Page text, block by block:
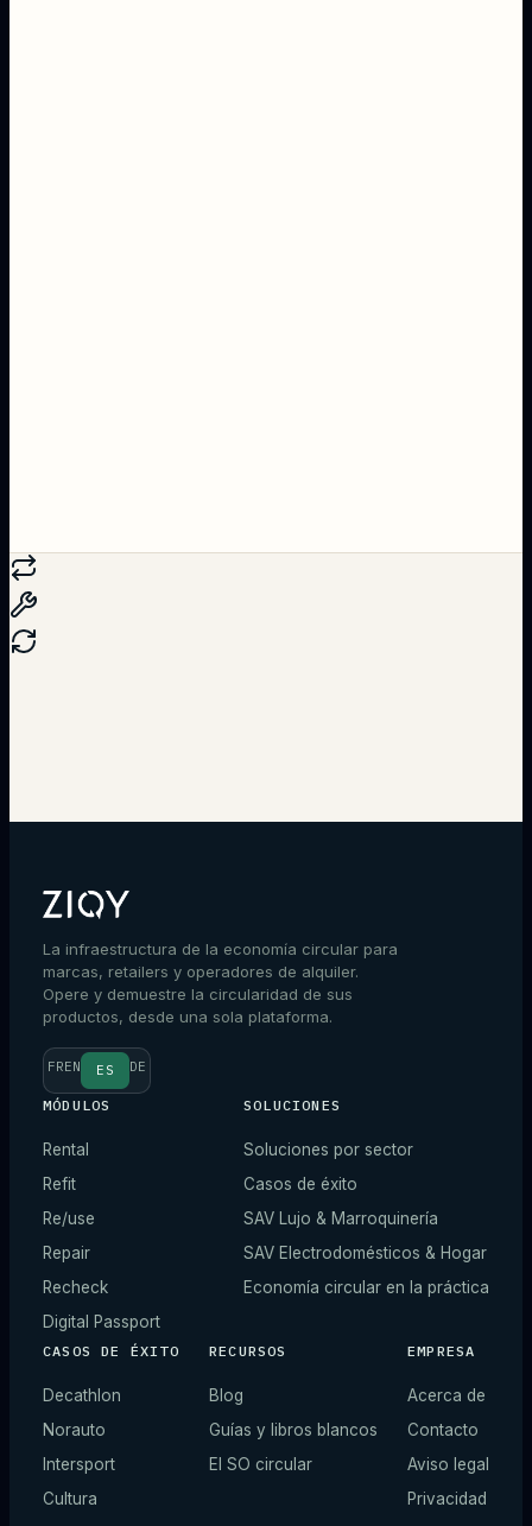
La infraestructura de la economía circular para
marcas, retailers y operadores de alquiler.
Opere y demuestre la circularidad de sus
productos, desde una sola plataforma.
FREN ES DE
MÓDULOS
Rental
Refit
Re/use
Repair
Recheck
Digital Passport
SOLUCIONES
Soluciones por sector
Casos de éxito
SAV Lujo & Marroquinería
SAV Electrodomésticos & Hogar
Economía circular en la práctica
CASOS DE ÉXITO
Decathlon
Norauto
Intersport
Cultura
RECURSOS
Blog
Guías y libros blancos
El SO circular
EMPRESA
Acerca de
Contacto
Aviso legal
Privacidad